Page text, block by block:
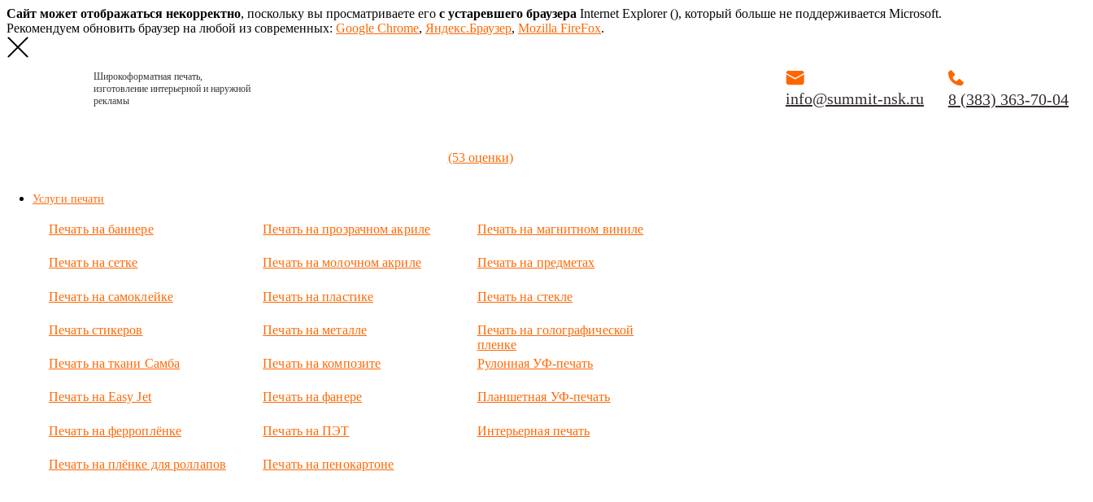
Сайт может отображаться некорректно, поскольку вы просматриваете его с устаревшего браузера Internet Explorer (), который больше не поддерживается Microsoft.
Рекомендуем обновить браузер на любой из современных: Google Chrome, Яндекс.Браузер, Mozilla FireFox.
Широкоформатная печать,
изготовление интерьерной и наружной
рекламы
(53 оценки)
info@summit-nsk.ru 8 (383) 363-70-04
Услуги печати
Печать на баннере
Печать на сетке
Печать на самоклейке
Печать стикеров
Печать на ткани Самба
Печать на Easy Jet
Печать на ферроплёнке
Печать на плёнке для роллапов
Печать на прозрачном акриле
Печать на молочном акриле
Печать на пластике
Печать на металле
Печать на композите
Печать на фанере
Печать на ПЭТ
Печать на пенокартоне
Печать на магнитном виниле
Печать на предметах
Печать на стекле
Печать на голографической
пленке
Рулонная УФ-печать
Планшетная УФ-печать
Интерьерная печать
heroes
2021.
deadstate
heroes
Холсты с
игры про
Размеры: 40 х